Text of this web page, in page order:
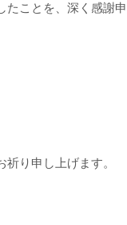
ことを、深く感謝申
り申し上げます。